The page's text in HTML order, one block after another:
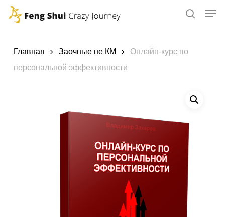
Skip
contentГлавная Заочные не КМ
Онлайн-курс по
персональной эффективности